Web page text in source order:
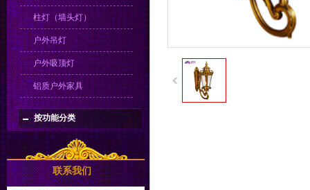
柱灯（墙头灯）
户外吊灯
户外吸顶灯
铝质户外家具
按功能分类
联系我们